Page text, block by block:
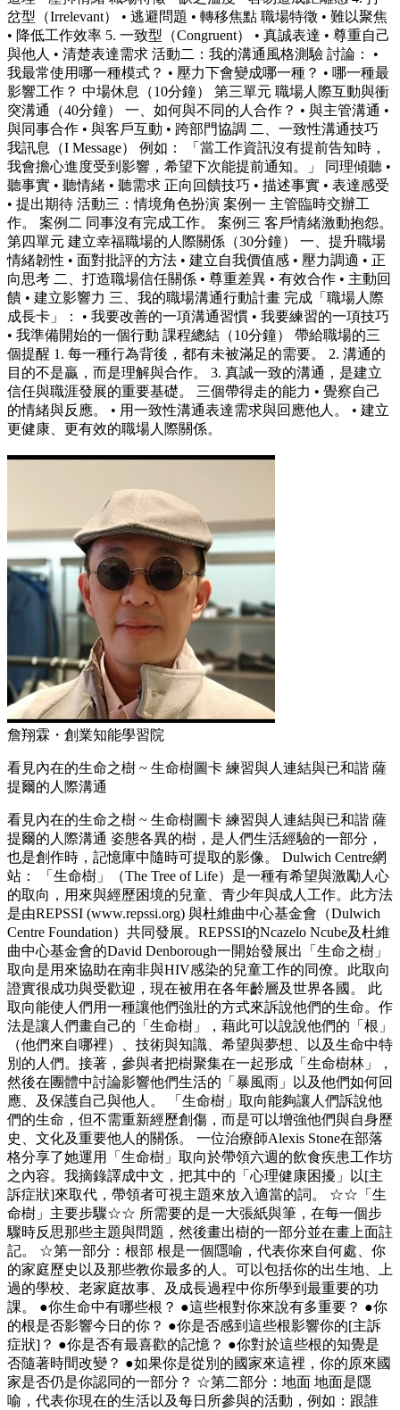
岔型（Irrelevant） • 逃避問題 • 轉移焦點 職場特徵 • 難以聚焦
• 降低工作效率 5. 一致型（Congruent） • 真誠表達 • 尊重自己
與他人 • 清楚表達需求 活動二：我的溝通風格測驗 討論： •
我最常使用哪一種模式？ • 壓力下會變成哪一種？ • 哪一種最
影響工作？ 中場休息（10分鐘） 第三單元 職場人際互動與衝
突溝通（40分鐘） 一、如何與不同的人合作？ • 與主管溝通 •
與同事合作 • 與客戶互動 • 跨部門協調 二、一致性溝通技巧
我訊息（I Message） 例如： 「當工作資訊沒有提前告知時，
我會擔心進度受到影響，希望下次能提前通知。」 同理傾聽 •
聽事實 • 聽情緒 • 聽需求 正向回饋技巧 • 描述事實 • 表達感受
• 提出期待 活動三：情境角色扮演 案例一 主管臨時交辦工
作。 案例二 同事沒有完成工作。 案例三 客戶情緒激動抱怨。
第四單元 建立幸福職場的人際關係（30分鐘） 一、提升職場
情緒韌性 • 面對批評的方法 • 建立自我價值感 • 壓力調適 • 正
向思考 二、打造職場信任關係 • 尊重差異 • 有效合作 • 主動回
饋 • 建立影響力 三、我的職場溝通行動計畫 完成「職場人際
成長卡」： • 我要改善的一項溝通習慣 • 我要練習的一項技巧
• 我準備開始的一個行動 課程總結（10分鐘） 帶給職場的三
個提醒 1. 每一種行為背後，都有未被滿足的需要。 2. 溝通的
目的不是贏，而是理解與合作。 3. 真誠一致的溝通，是建立
信任與職涯發展的重要基礎。 三個帶得走的能力 • 覺察自己
的情緒與反應。 • 用一致性溝通表達需求與回應他人。 • 建立
更健康、更有效的職場人際關係。
詹翔霖・創業知能學習院
看見內在的生命之樹 ~ 生命樹圖卡 練習與人連結與已和諧 薩
提爾的人際溝通
看見內在的生命之樹 ~ 生命樹圖卡 練習與人連結與已和諧 薩
提爾的人際溝通 姿態各異的樹，是人們生活經驗的一部分，
也是創作時，記憶庫中隨時可提取的影像。 Dulwich Centre網
站： 「生命樹」（The Tree of Life）是一種有希望與激勵人心
的取向，用來與經歷困境的兒童、青少年與成人工作。此方法
是由REPSSI (www.repssi.org) 與杜維曲中心基金會（Dulwich
Centre Foundation）共同發展。REPSSI的Ncazelo Ncube及杜維
曲中心基金會的David Denborough一開始發展出「生命之樹」
取向是用來協助在南非與HIV感染的兒童工作的同僚。此取向
證實很成功與受歡迎，現在被用在各年齡層及世界各國。 此
取向能使人們用一種讓他們強壯的方式來訴說他們的生命。作
法是讓人們畫自己的「生命樹」，藉此可以說說他們的「根」
（他們來自哪裡）、技術與知識、希望與夢想、以及生命中特
別的人們。接著，參與者把樹聚集在一起形成「生命樹林」，
然後在團體中討論影響他們生活的「暴風雨」以及他們如何回
應、及保護自己與他人。 「生命樹」取向能夠讓人們訴說他
們的生命，但不需重新經歷創傷，而是可以增強他們與自身歷
史、文化及重要他人的關係。 一位治療師Alexis Stone在部落
格分享了她運用「生命樹」取向於帶領六週的飲食疾患工作坊
之內容。我摘錄譯成中文，把其中的「心理健康困擾」以[主
訴症狀]來取代，帶領者可視主題來放入適當的詞。 ☆☆「生
命樹」主要步驟☆☆ 所需要的是一大張紙與筆，在每一個步
驟時反思那些主題與問題，然後畫出樹的一部分並在畫上面註
記。 ☆第一部分：根部 根是一個隱喻，代表你來自何處、你
的家庭歷史以及那些教你最多的人。可以包括你的出生地、上
過的學校、老家庭故事、及成長過程中你所學到最重要的功
課。 ●你生命中有哪些根？ ●這些根對你來說有多重要？ ●你
的根是否影響今日的你？ ●你是否感到這些根影響你的[主訴
症狀]？ ●你是否有最喜歡的記憶？ ●你對於這些根的知覺是
否隨著時間改變？ ●如果你是從別的國家來這裡，你的原來國
家是否仍是你認同的一部分？ ☆第二部分：地面 地面是隱
喻，代表你現在的生活以及每日所參與的活動，例如：跟誰